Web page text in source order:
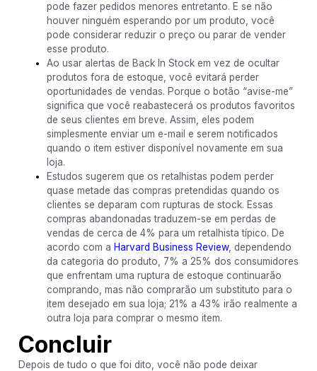
pode fazer pedidos menores entretanto. E se não
houver ninguém esperando por um produto, você
pode considerar reduzir o preço ou parar de vender
esse produto.
Ao usar alertas de Back In Stock em vez de ocultar
produtos fora de estoque, você evitará perder
oportunidades de vendas. Porque o botão “avise-me”
significa que você reabastecerá os produtos favoritos
de seus clientes em breve. Assim, eles podem
simplesmente enviar um e-mail e serem notificados
quando o item estiver disponível novamente em sua
loja.
Estudos sugerem que os retalhistas podem perder
quase metade das compras pretendidas quando os
clientes se deparam com rupturas de stock. Essas
compras abandonadas traduzem-se em perdas de
vendas de cerca de 4% para um retalhista típico. De
acordo com a Harvard Business Review, dependendo
da categoria do produto, 7% a 25% dos consumidores
que enfrentam uma ruptura de estoque continuarão
comprando, mas não comprarão um substituto para o
item desejado em sua loja; 21% a 43% irão realmente a
outra loja para comprar o mesmo item.
Concluir
Depois de tudo o que foi dito, você não pode deixar